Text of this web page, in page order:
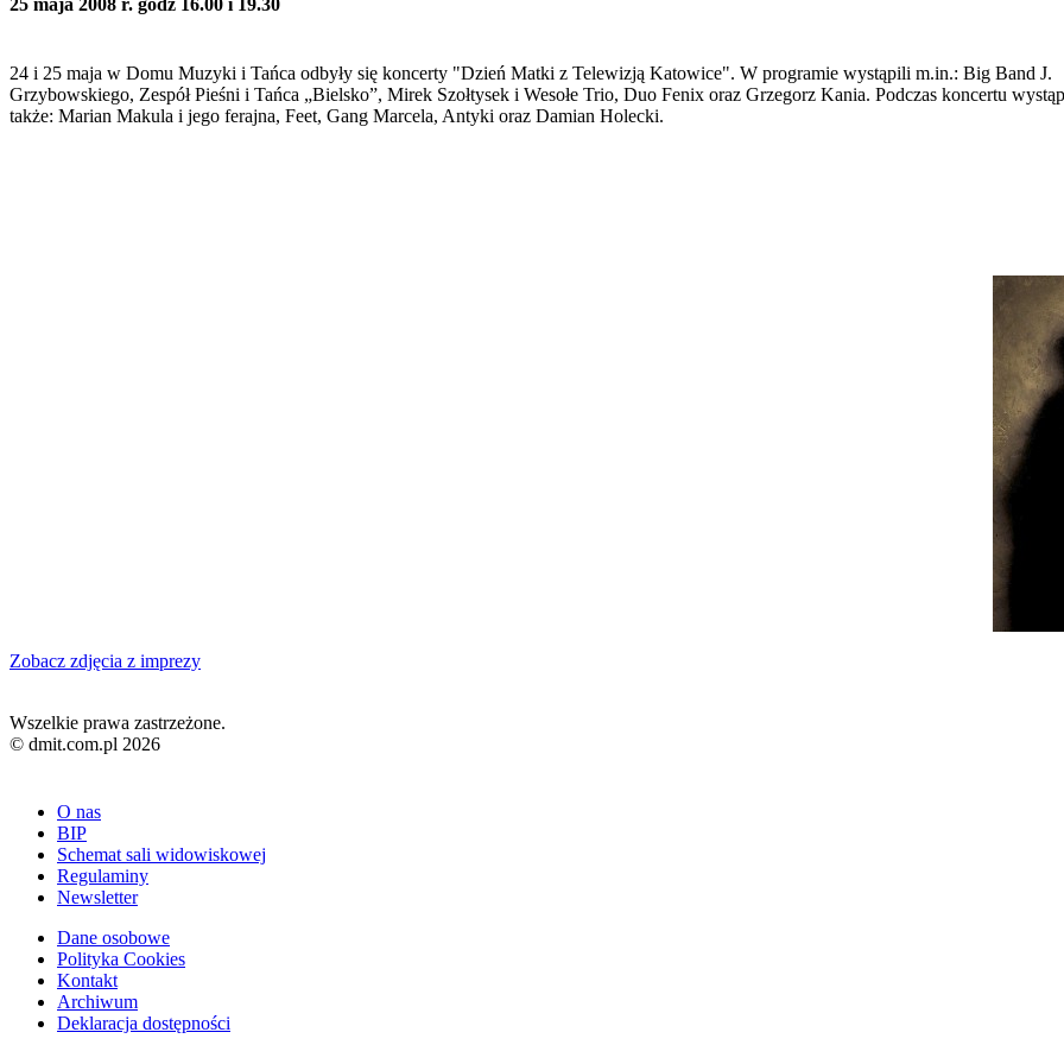
25 maja 2008 r. godz 16.00 i 19.30
24 i 25 maja w Domu Muzyki i Tańca odbyły się koncerty "Dzień Matki z Telewizją Katowice". W programie wystąpili m.in.: Big Band J.
Grzybowskiego, Zespół Pieśni i Tańca „Bielsko”, Mirek Szołtysek i Wesołe Trio, Duo Fenix oraz Grzegorz Kania. Podczas koncertu
także: Marian Makula i jego ferajna, Feet, Gang Marcela, Antyki oraz Damian Holecki.
Zobacz zdjęcia z imprezy
Wszelkie prawa zastrzeżone.
© dmit.com.pl 2026
O nas
BIP
Schemat sali widowiskowej
Regulaminy
Newsletter
Dane osobowe
Polityka Cookies
Kontakt
Archiwum
Deklaracja dostępności